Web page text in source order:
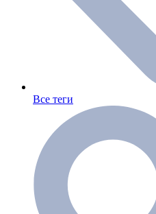
Все теги